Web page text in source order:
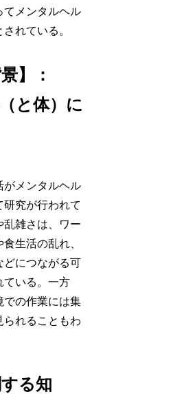
てメンタルヘル
れている。
】：
と体）に
がメンタルヘル
研究が行われて
乱雑さは、ワー
生活の乱れ、
どにつながる可
ている。一方
での作業には集
られることもわ
る知